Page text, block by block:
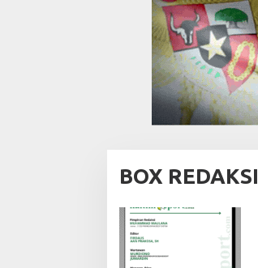
BOX REDAKSI